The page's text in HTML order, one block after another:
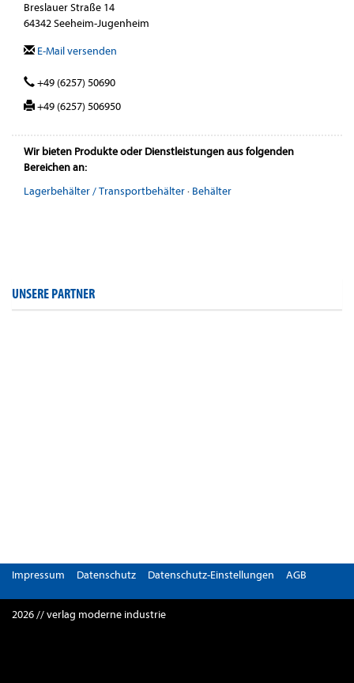
Breslauer Straße 14
64342 Seeheim-Jugenheim
E-Mail versenden
+49 (6257) 50690
+49 (6257) 506950
Wir bieten Produkte oder Dienstleistungen aus folgenden
Bereichen an:
Lagerbehälter / Transportbehälter· Behälter
UNSERE PARTNER
Impressum Datenschutz Datenschutz-Einstellungen AGB
2026 // verlag moderne industrie